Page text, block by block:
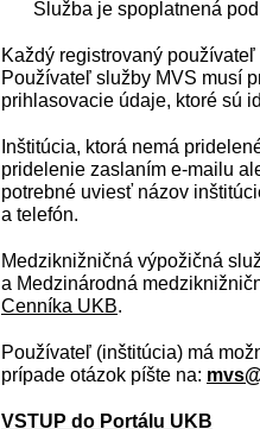
Služba je spoplatnená
Každý registrovaný
Používateľ služby MVS musí
prihlasovacie údaje, ktoré sú
Inštitúcia, ktorá nemá
pridelenie zaslaním e-mailu
potrebné uviesť názov
a telefón.
Medziknižničná výpožičná
a Medzinárodná
Cenníka UKB.
Používateľ (inštitúcia) má
prípade otázok píšte na:
VSTUP do Portálu UKB